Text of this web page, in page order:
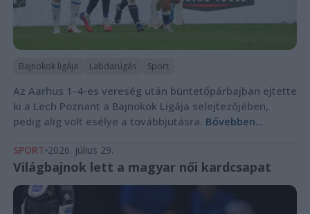
Bajnokok ligája Labdarúgás Sport
Az Aarhus 1-4-es vereség után büntetőpárbajban ejtette
ki a Lech Poznant a Bajnokok Ligája selejtezőjében,
pedig alig volt esélye a továbbjutásra. Bővebben...
SPORT 2026. július 29.
Világbajnok lett a magyar női kardcsapat